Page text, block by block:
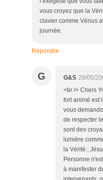
vous croyez que la
clavier comme Vénus
journée.
Répondre
G G&S 28/05/
<br /> Chers
fort animé est
vous
de respecter
sont des
lumière
la Vérité ;
Personne
à manifester